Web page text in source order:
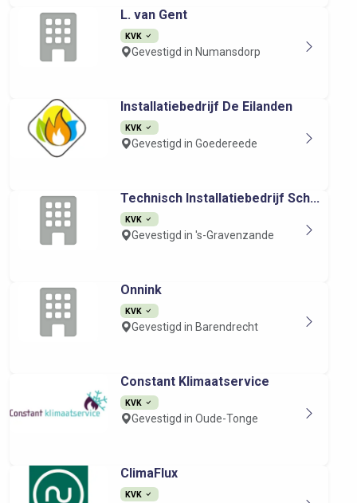
L. van Gent
KVK
Gevestigd in Numansdorp
Installatiebedrijf De Eilanden
KVK
Gevestigd in Goedereede
Technisch Installatiebedrijf Sch...
KVK
Gevestigd in 's-Gravenzande
Onnink
KVK
Gevestigd in Barendrecht
Constant Klimaatservice
KVK
Gevestigd in Oude-Tonge
ClimaFlux
KVK